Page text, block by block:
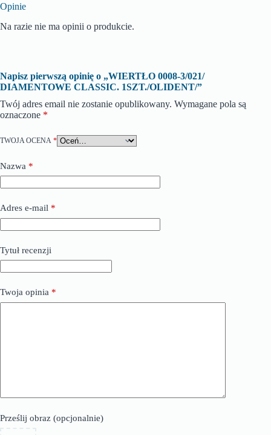
Opinie
Na razie nie ma opinii o produkcie.
Napisz pierwszą opinię o „WIERTŁO 0008-3/021/
DIAMENTOWE CLASSIC. 1SZT./OLIDENT/”
Twój adres email nie zostanie opublikowany. Wymagane pola są
oznaczone *
TWOJA OCENA *
Nazwa *
Adres e-mail *
Tytuł recenzji
Twoja opinia *
Prześlij obraz (opcjonalnie)